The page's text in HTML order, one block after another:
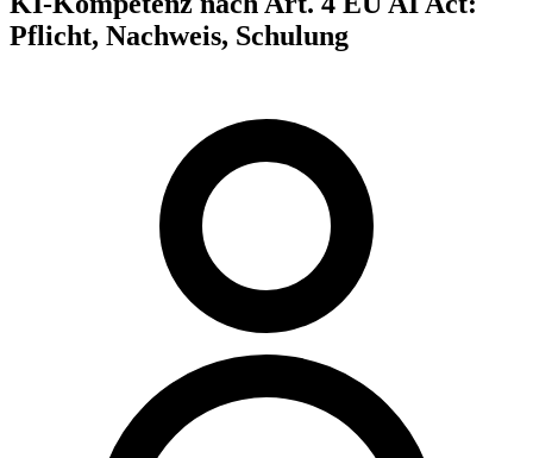
Pflicht, Nachweis, Schulung